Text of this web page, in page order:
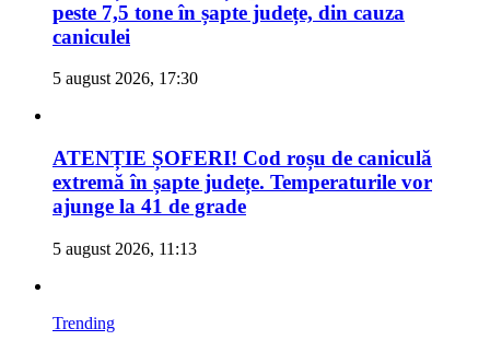
peste 7,5 tone în șapte județe, din cauza
caniculei
5 august 2026, 17:30
ATENȚIE ȘOFERI! Cod roșu de caniculă
extremă în șapte județe. Temperaturile vor
ajunge la 41 de grade
5 august 2026, 11:13
Trending